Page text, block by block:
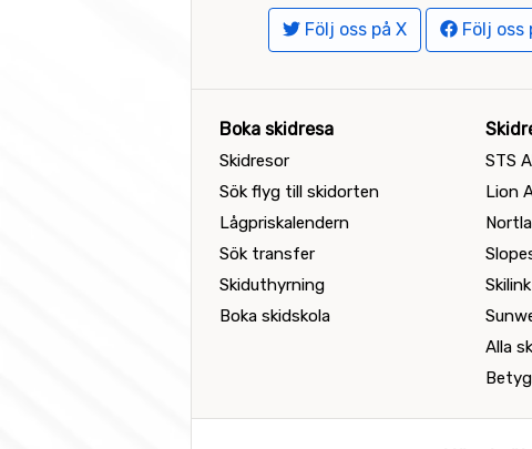
Följ oss på X Följ oss
Boka skidresa
Skidresor
Sök flyg till skidorten
Lågpriskalendern
Sök transfer
Skiduthyrning
Boka skidskola
STS
Lion
Skilink
Alla